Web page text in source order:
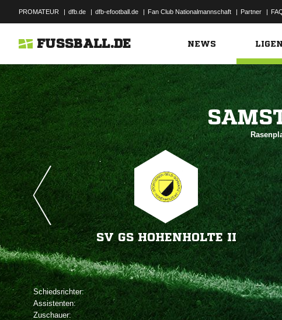
PROMATEUR | dfb.de | dfb-efootball.de | Fan Club Nationalmannschaft | Partner |
FUSSBALL.DE NEWS LIGEN
SV GS HOHENHOLTE II
Schiedsrichter:
Assistenten:
Zuschauer: